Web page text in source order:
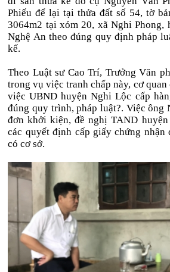
Phiếu để lại tại thửa đất số 54, tờ
3064m2 tại xóm 20, xã Nghi Phong,
Nghệ An theo đúng quy định pháp
kế.
Theo Luật sư Cao Trí, Trưởng Văn
trong vụ việc tranh chấp này, cơ quan
việc UBND huyện Nghi Lộc cấp
đúng quy trình, pháp luật?. Việc ông
đơn khởi kiện, đề nghị TAND
các quyết định cấp giấy chứng nhận
có cơ sở.